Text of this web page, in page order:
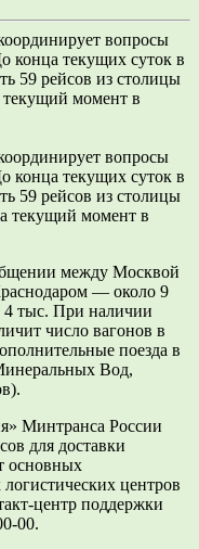
вопросы
конца текущих суток в
59 рейсов из столицы
текущий момент в
вопросы
конца текущих суток в
59 рейсов из столицы
текущий момент в
между Москвой
— около 9
тыс. При наличии
число вагонов в
поезда в
Вод,
Минтранса России
для доставки
основных
центров
центр поддержки
00.